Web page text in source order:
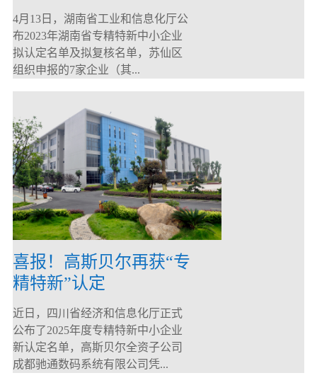
企业
4月13日，湖南省工业和信息化厅公
布2023年湖南省专精特新中小企业
拟认定名单及拟复核名单，苏仙区
组织申报的7家企业（其...
喜报！高斯贝尔再获“专
精特新”认定
近日，四川省经济和信息化厅正式
公布了2025年度专精特新中小企业
新认定名单，高斯贝尔全资子公司
成都驰通数码系统有限公司凭...